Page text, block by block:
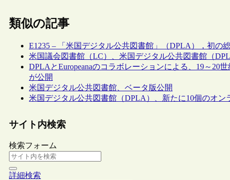
類似の記事
E1235 – 「米国デジタル公共図書館」（DPLA），初の
米国議会図書館（LC）、米国デジタル公共図書館（
DPLAとEuropeanaのコラボレーションによる、19～20
が公開
米国デジタル公共図書館、ベータ版公開
米国デジタル公共図書館（DPLA）、新たに10個のオン
サイト内検索
検索フォーム
詳細検索